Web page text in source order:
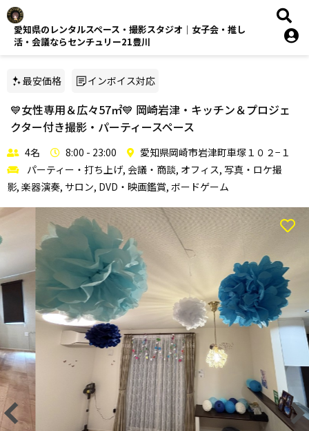
愛知県のレンタルスペース・撮影スタジオ｜女子会・推し
活・会議ならセンチュリー21豊川
最安価格 インボイス対応
💙女性専用＆広々57㎡💙 岡崎岩津・キッチン＆プロジェ
クター付き撮影・パーティースペース
4名 8:00 - 23:00
愛知県岡崎市岩津町車塚１０２−１
パーティー・打ち上げ, 会議・商談, オフィス, 写真・ロケ撮
影, 楽器演奏, サロン, DVD・映画鑑賞, ボードゲーム